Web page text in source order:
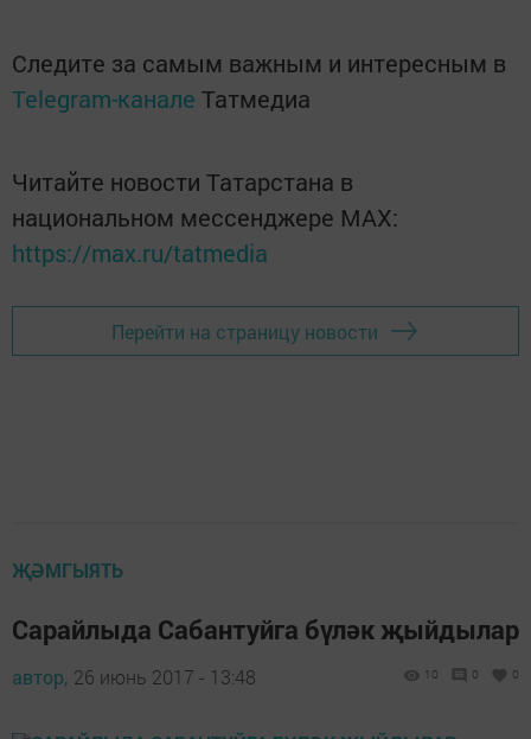
Следите за самым важным и интересным в
Telegram-канале Татмедиа
Читайте новости Татарстана в
национальном мессенджере MАХ:
https://max.ru/tatmedia
Перейти на страницу новости
ҖӘМГЫЯТЬ
Сарайлыда Сабантуйга бүләк җыйдылар
автор, 26 июнь 2017 - 13:48 10 0 0